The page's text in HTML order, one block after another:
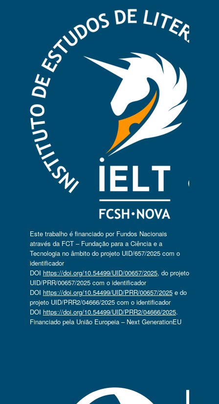
Este trabalho é financiado por Fundos Nacionais
através da FCT – Fundação para a Ciência e a
Tecnologia no âmbito do projeto UID/657/2025 com o
identificador
DOI https://doi.org/10.54499/UID/00657/2025, do projeto
UID/PRR/00657/2025 com o identificador
DOI https://doi.org/10.54499/UID/PRR/00657/2025e do
projeto UID/PRR2/04666/2025 com o identificador
DOI https://doi.org/10.54499/UID/PRR2/04666/2025.
Financiado pela União Europeia – Next GenerationEU